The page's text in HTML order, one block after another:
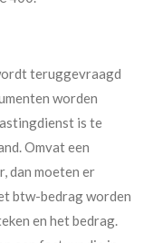
teruggevraagd
worden
is te
Omvat een
dan moeten er
btw-bedrag worden
en het bedrag.